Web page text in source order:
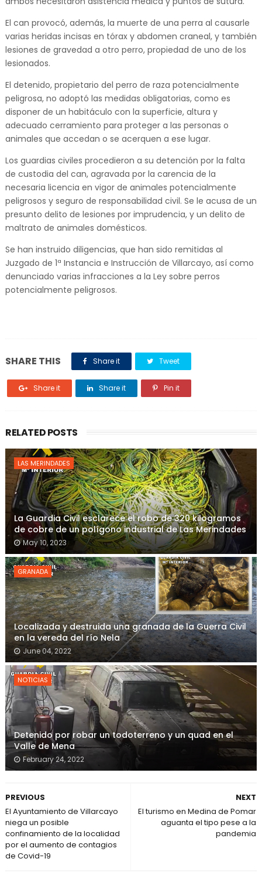
El can provocó, además, la muerte de una perra al causarle
varias heridas incisas en tórax y abdomen craneal, y también
lesiones de gravedad a otro perro, propiedad de uno de los
lesionados.
El detenido, propietario del perro de raza potencialmente
peligrosa, no adoptó las medidas obligatorias, como es
disponer de un habitáculo con la superficie, altura y
adecuado cerramiento para proteger a las personas o
animales que accedan o se acerquen a ese lugar.
Los guardias civiles procedieron a su detención por la falta
de custodia del can, agravada por la carencia de la
necesaria licencia en vigor de animales potencialmente
peligrosos y seguro de responsabilidad civil. Se le acusa de un
presunto delito de lesiones por imprudencia, y un delito de
maltrato de animales domésticos.
Se han instruido diligencias, que han sido remitidas al
Juzgado de 1ª Instancia e Instrucción de Villarcayo, así como
denunciado varias infracciones a la Ley sobre perros
potencialmente peligrosos.
SHARE THIS Share it Tweet
Share it Share it Pin it
RELATED POSTS
LAS MERINDADES
La Guardia Civil esclarece el robo de 320 kilogramos
de cobre de un polígono industrial de Las Merindades
May 10, 2023
GRANADA
Localizada y destruida una granada de la Guerra Civil
en la vereda del río Nela
June 04, 2022
NOTICIAS
Detenido por robar un todoterreno y un quad en el
Valle de Mena
February 24, 2022
NEXT
El turismo en Medina de Pomar
aguanta el tipo pese a la
pandemia
PREVIOUS
El Ayuntamiento de Villarcayo
niega un posible
confinamiento de la localidad
por el aumento de contagios
de Covid-19